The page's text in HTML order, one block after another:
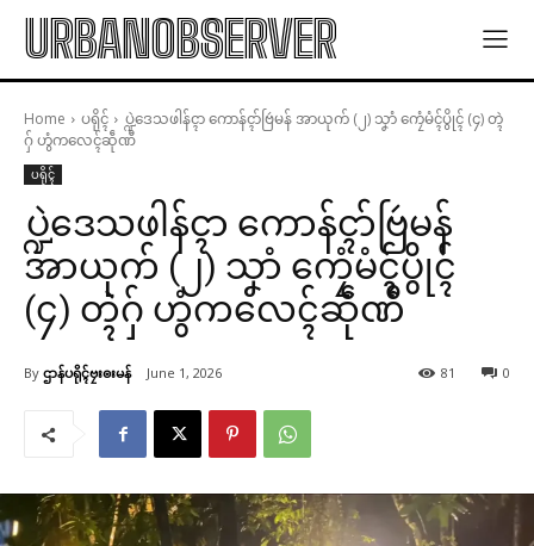
URBANOBSERVER
Home ပရိုၚ်
ပ္ဍဲဒေသဖါန်ၚာ ကောန်ၚာ်ဗြဴမန် အာယုက် (၂) သၞာံ ကၠေံမံၚ်ပွိုၚ် (၄) တ္ၚဲ
ဂှ် ဟွံကလေၚ်ဆဵုဏီ
ပရိုၚ်
ပ္ဍဲဒေသဖါန်ၚာ ကောန်ၚာ်ဗြဴမန်
အာယုက် (၂) သၞာံ ကၠေံမံၚ်ပွိုၚ်
(၄) တ္ၚဲဂှ် ဟွံကလေၚ်ဆဵုဏီ
By ဌာန်ပရိုၚ်ဗၠးၜးမန် June 1, 2026 0
81